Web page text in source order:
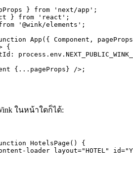
} from ' next/app ' ;
} from ' react ' ;
' @wink/elements ' ;
App ( { Component ,
pageProps
{
process . env .
{ ... pageProps } /> ;
ในหน้าใดก็ได้:
HotelsPage ()
{
loader layout="HOTEL" id="